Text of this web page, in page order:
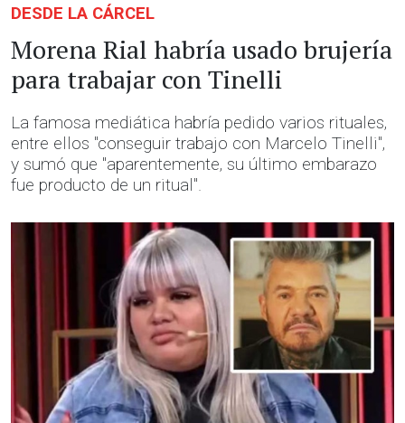
DESDE LA CÁRCEL
Morena Rial habría usado brujería
para trabajar con Tinelli
La famosa mediática habría pedido varios rituales,
entre ellos "conseguir trabajo con Marcelo Tinelli",
y sumó que "aparentemente, su último embarazo
fue producto de un ritual".